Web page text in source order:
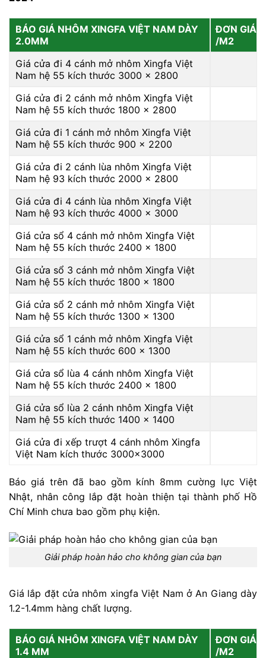
BÁO GIÁ NHÔM XINGFA VIỆT NAM DÀY
2.0MM
ĐƠN GIÁ
/M2
Giá cửa đi 4 cánh mở nhôm Xingfa Việt
Nam hệ 55 kích thước 3000 x 2800
Giá cửa đi 2 cánh mở nhôm Xingfa Việt
Nam hệ 55 kích thước 1800 x 2800
Giá cửa đi 1 cánh mở nhôm Xingfa Việt
Nam hệ 55 kích thước 900 x 2200
Giá cửa đi 2 cánh lùa nhôm Xingfa Việt
Nam hệ 93 kích thước 2000 x 2800
Giá cửa đi 4 cánh lùa nhôm Xingfa Việt
Nam hệ 93 kích thước 4000 x 3000
Giá cửa sổ 4 cánh mở nhôm Xingfa Việt
Nam hệ 55 kích thước 2400 x 1800
Giá cửa sổ 3 cánh mở nhôm Xingfa Việt
Nam hệ 55 kích thước 1800 x 1800
Giá cửa sổ 2 cánh mở nhôm Xingfa Việt
Nam hệ 55 kích thước 1300 x 1300
Giá cửa sổ 1 cánh mở nhôm Xingfa Việt
Nam hệ 55 kích thước 600 x 1300
Giá cửa sổ lùa 4 cánh nhôm Xingfa Việt
Nam hệ 55 kích thước 2400 x 1800
Giá cửa sổ lùa 2 cánh nhôm Xingfa Việt
Nam hệ 55 kích thước 1400 x 1400
Giá cửa đi xếp trượt 4 cánh nhôm Xingfa
Việt Nam kích thước 3000×3000
Báo giá trên đã bao gồm kính 8mm cường lực Việt
Nhật, nhân công lắp đặt hoàn thiện tại thành phố Hồ
Chí Minh chưa bao gồm phụ kiện.
Giải pháp hoàn hảo cho không gian của bạn
Giá lắp đặt cửa nhôm xingfa Việt Nam ở An Giang dày
1.2-1.4mm hàng chất lượng.
BÁO GIÁ NHÔM XINGFA VIỆT NAM DÀY
1.4 MM
ĐƠN GIÁ
/M2